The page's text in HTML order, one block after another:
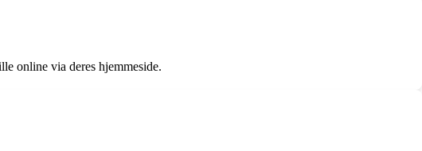
online via deres hjemmeside.